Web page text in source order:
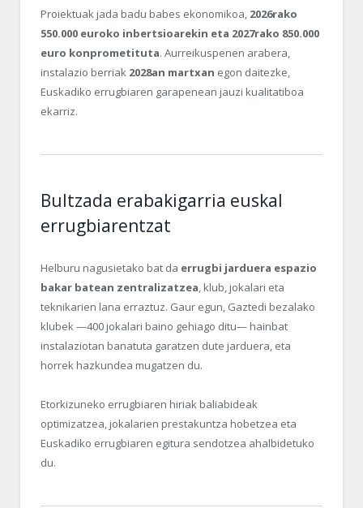
Proiektuak jada badu babes ekonomikoa, 2026rako
550.000 euroko inbertsioarekin eta 2027rako 850.000
euro konprometituta. Aurreikuspenen arabera,
instalazio berriak 2028an martxan egon daitezke,
Euskadiko errugbiaren garapenean jauzi kualitatiboa
ekarriz.
Bultzada erabakigarria euskal
errugbiarentzat
Helburu nagusietako bat da errugbi jarduera espazio
bakar batean zentralizatzea , klub, jokalari eta
teknikarien lana erraztuz. Gaur egun, Gaztedi bezalako
klubek —400 jokalari baino gehiago ditu— hainbat
instalaziotan banatuta garatzen dute jarduera, eta
horrek hazkundea mugatzen du.
Etorkizuneko errugbiaren hiriak baliabideak
optimizatzea, jokalarien prestakuntza hobetzea eta
Euskadiko errugbiaren egitura sendotzea ahalbidetuko
du.